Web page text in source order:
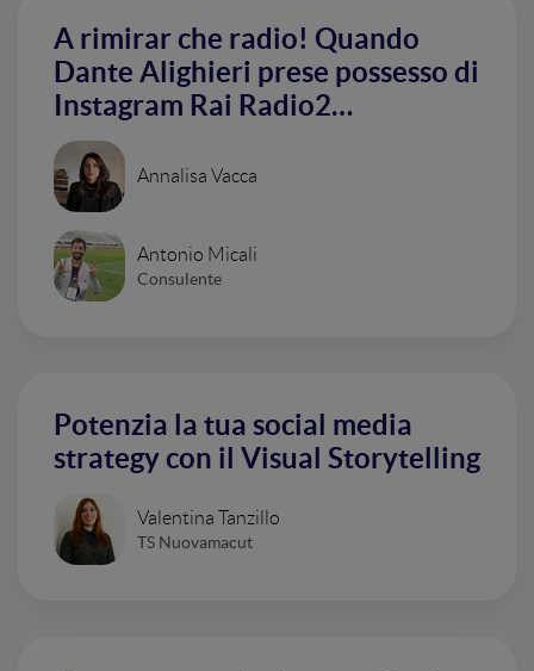
A rimirar che radio! Quando
Dante Alighieri prese possesso di
Instagram Rai Radio2…
Annalisa Vacca
Antonio Micali
Consulente
Potenzia la tua social media
strategy con il Visual Storytelling
Valentina Tanzillo
TS Nuovamacut